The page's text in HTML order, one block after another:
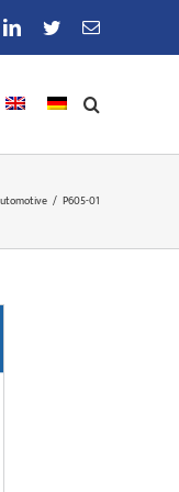
LinkedIn
TwitterE-
/ P605-01